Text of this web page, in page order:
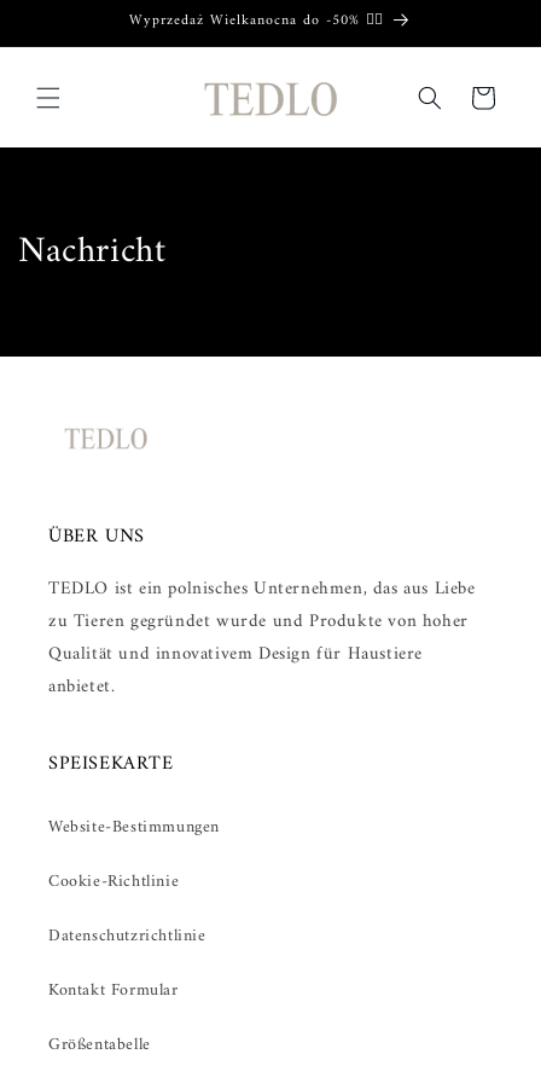
Inhalt
Wyprzedaż Wielkanocna do -50% ❤️‍🔥
Warenkorb
Nachricht
ÜBER UNS
TEDLO ist ein polnisches Unternehmen, das aus Liebe
zu Tieren gegründet wurde und Produkte von hoher
Qualität und innovativem Design für Haustiere
anbietet.
SPEISEKARTE
Website-Bestimmungen
Cookie-Richtlinie
Datenschutzrichtlinie
Kontakt Formular
Größentabelle